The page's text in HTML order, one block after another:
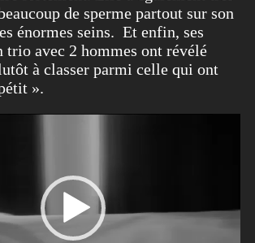
de sperme partout sur son
énormes seins. Et enfin, ses
trio avec 2 hommes ont révélé
à classer parmi celle qui ont
».